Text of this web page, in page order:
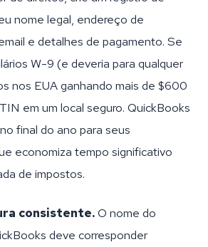
nome legal, endereço de
e detalhes de pagamento. Se
W-9 (e deveria para qualquer
nos EUA ganhando mais de $600
em um local seguro. QuickBooks
final do ano para seus
economiza tempo significativo
de impostos.
consistente.O nome do
deve corresponder